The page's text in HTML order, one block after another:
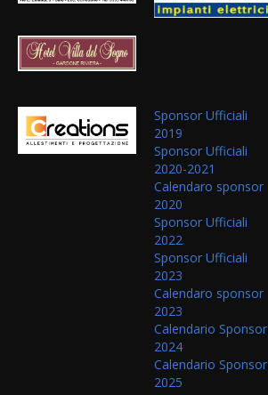
Sponsor Ufficiali
2019
Sponsor Ufficiali
2020-2021
Calendaro sponsor
2020
Sponsor Ufficiali
2022
Sponsor Ufficiali
2023
Calendaro sponsor
2023
Calendario Sponsor
2024
Calendario Sponsor
2025